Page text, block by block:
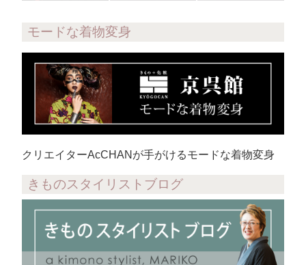
モードな着物変身
クリエイターAcCHANが手がけるモードな着物変身
きものスタイリストブログ